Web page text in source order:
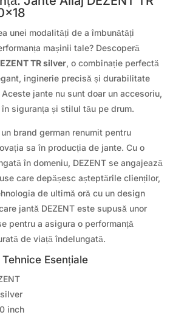
unei modalități de a îmbunătăți
mașinii tale? Descoperă
TR silver, o combinație perfectă
inginerie precisă și durabilitate
jante nu sunt doar un accesoriu,
siguranța și stilul tău pe drum.
brand german renumit pentru
sa în producția de jante. Cu o
în domeniu, DEZENT se angajează
care depășesc așteptările clienților,
de ultimă oră cu un design
jantă DEZENT este supusă unor
pentru a asigura o performanță
de viață îndelungată.
Esențiale
inch